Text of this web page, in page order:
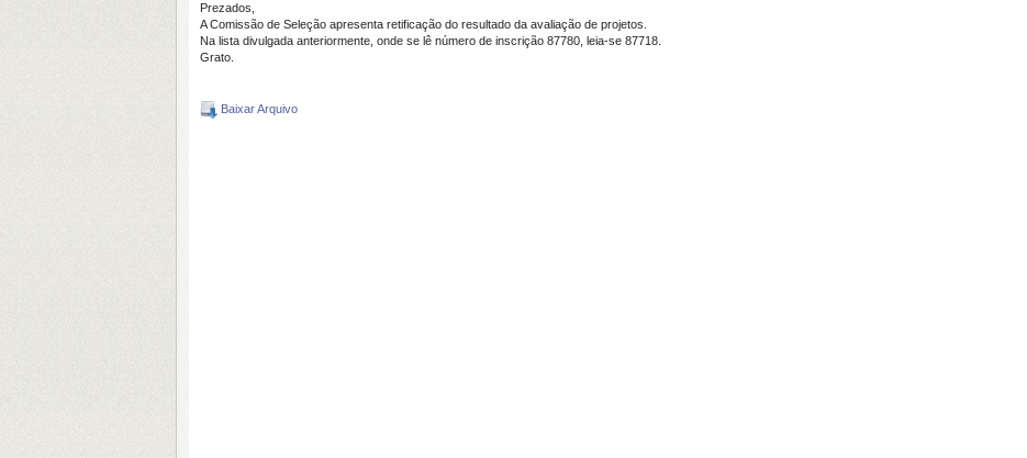
Prezados,
A Comissão de Seleção apresenta retificação do resultado da avaliação de projetos.
Na lista divulgada anteriormente, onde se lê número de inscrição 87780, leia-se 87718.
Grato.
Baixar Arquivo